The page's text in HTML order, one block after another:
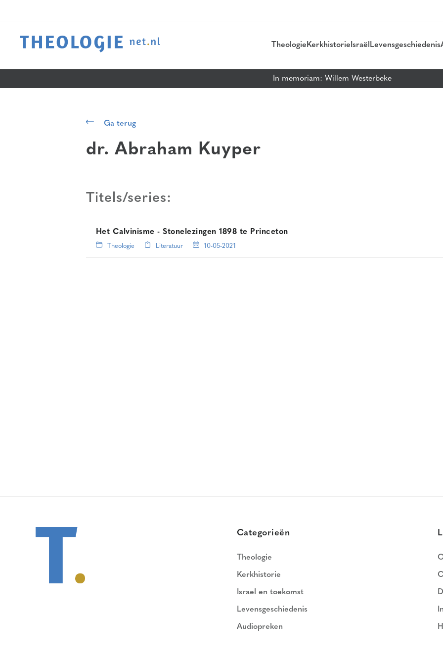
Theologie Kerkhistorie Israël Levensgeschiedenis
In memoriam: Willem Westerbeke
Ga terug
dr. Abraham Kuyper
Titels/series:
Het Calvinisme - Stonelezingen 1898 te Princeton
Theologie Literatuur 10-05-2021
Categorieën
Theologie
Kerkhistorie
Israel en toekomst
Levensgeschiedenis
Audiopreken